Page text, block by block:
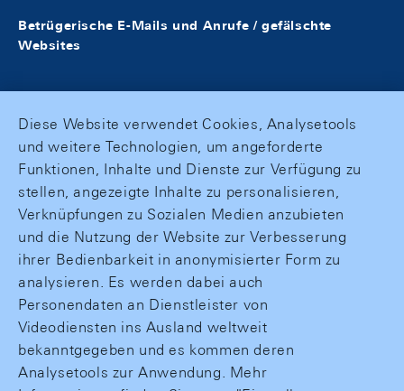
Betrügerische E-Mails und Anrufe / gefälschte
Websites
Diese Website verwendet Cookies, Analysetools
und weitere Technologien, um angeforderte
Funktionen, Inhalte und Dienste zur Verfügung zu
stellen, angezeigte Inhalte zu personalisieren,
Verknüpfungen zu Sozialen Medien anzubieten
und die Nutzung der Website zur Verbesserung
ihrer Bedienbarkeit in anonymisierter Form zu
analysieren. Es werden dabei auch
Personendaten an Dienstleister von
Videodiensten ins Ausland weltweit
bekanntgegeben und es kommen deren
Analysetools zur Anwendung. Mehr